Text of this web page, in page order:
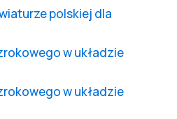
polskiej dla
w układzie
w układzie